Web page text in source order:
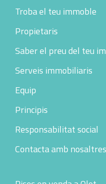
Footer
Troba el teu immoble
Propietaris
Saber el preu del teu
Serveis immobiliaris
Equip
Principis
Responsabilitat social
Contacta amb nosaltres